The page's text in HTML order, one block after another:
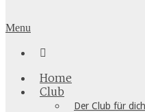
Menu

Home
Club
Der Club für dich